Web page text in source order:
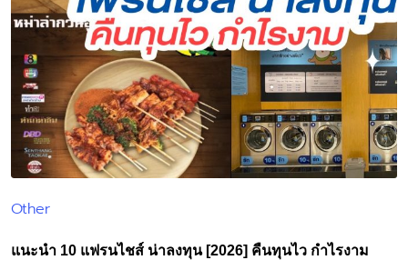
Posted
Other
แนะนำ 10 แฟรนไชส์ น่าลงทุน [2026] คืนทุนไว กำไรงาม